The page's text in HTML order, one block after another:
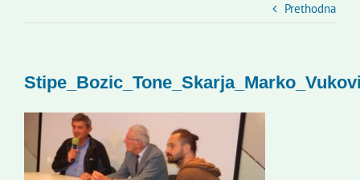
Kontakti
Novi odmev – naše glasilo
Prethodna